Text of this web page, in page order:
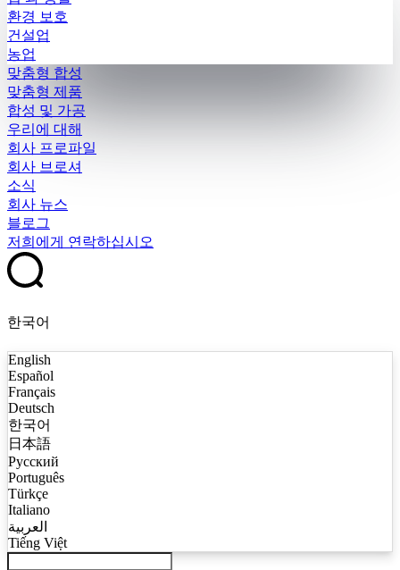
환경 보호
건설업
농업
맞춤형 합성
맞춤형 제품
합성 및 가공
우리에 대해
회사 프로파일
회사 브로셔
소식
회사 뉴스
블로그
저희에게 연락하십시오
한국어
English
Español
Français
Deutsch
한국어
日本語
Русский
Português
Türkçe
Italiano
العربية
Tiếng Việt